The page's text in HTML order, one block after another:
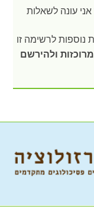
אני עונה לשאלות
נוספות לרשימה זו
ולהירשם